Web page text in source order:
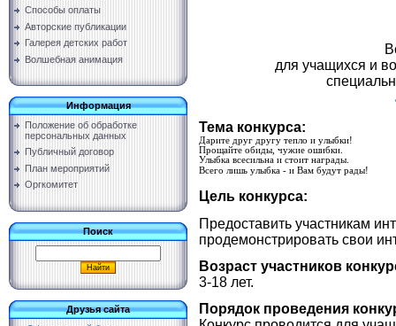
Способы оплаты
Авторские публикации
Галерея детских работ
Волшебная анимация
Информация
Положение об обработке
персональных данных
Публичный договор
План мероприятий
Оргкомитет
Поиск
Друзья сайта
для учащихся и
Тема конкурса:
Дарите друг другу тепло и улыбки!
Прощайте обиды, чужие ошибки.
Улыбка всесильна и стоит награды.
Всего лишь улыбка - и Вам будут рады!
Цель конкурса:
Предоставить участникам
продемонстрировать свои
Возраст участников
3-18 лет.
Порядок проведения